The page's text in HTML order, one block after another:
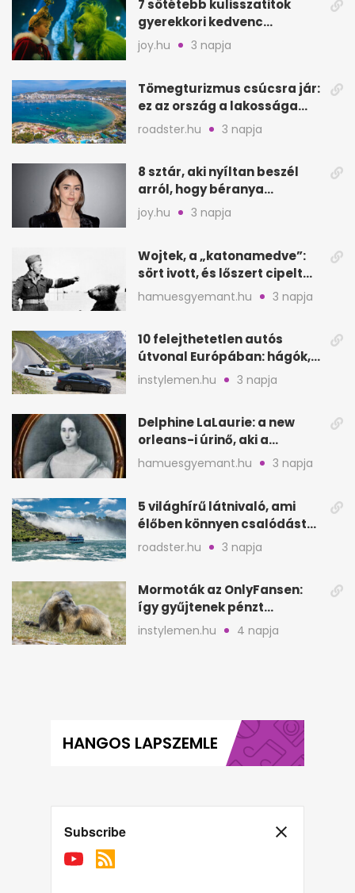
7 sötétebb kulisszatitok
gyerekkori kedvenc
filmjeinkről a Joy szerint
joy.hu 3 napja
Tömegturizmus csúcsra jár:
ez az ország a lakossága
kétszeresét fogadja
roadster.hu 3 napja
8 sztár, aki nyíltan beszél
arról, hogy béranya
segítette a családalapítást
joy.hu 3 napja
Wojtek, a „katonamedve”:
sört ivott, és lőszert cipelt
Monte Cassinónál
hamuesgyemant.hu 3 napja
10 felejthetetlen autós
útvonal Európában: hágók,
partok, fjordok
instylemen.hu 3 napja
Delphine LaLaurie: a new
orleans-i úrinő, aki a
padláson kínzott
hamuesgyemant.hu 3 napja
5 világhírű látnivaló, ami
élőben könnyen csalódást
okozhat
roadster.hu 3 napja
Mormoták az OnlyFansen:
így gyűjtenek pénzt
amerikai kutatók
instylemen.hu 4 napja
HANGOS LAPSZEMLE